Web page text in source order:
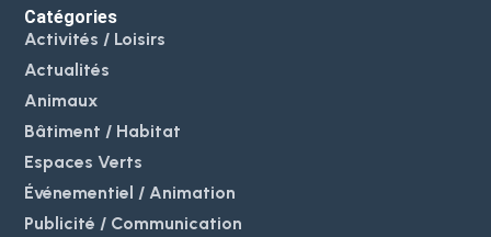
Catégories
Activités / Loisirs
Actualités
Animaux
Bâtiment / Habitat
Espaces Verts
Événementiel / Animation
Publicité / Communication